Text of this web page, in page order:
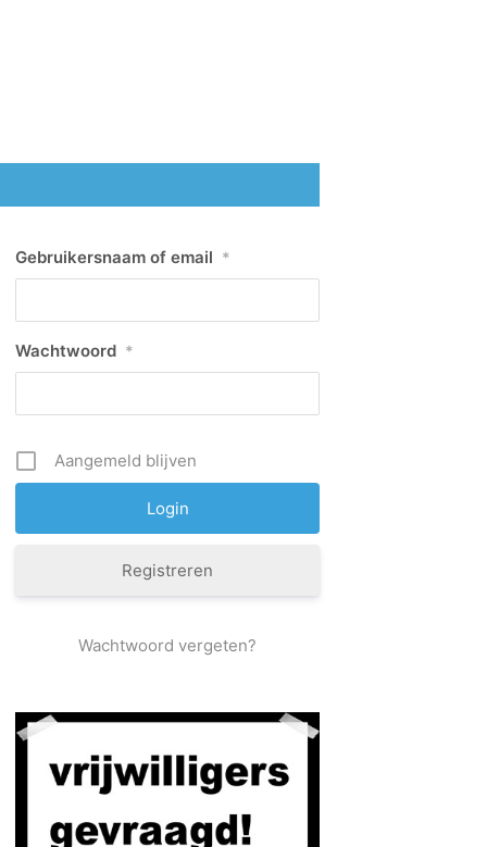
Gebruikersnaam of email *
Wachtwoord *
Aangemeld blijven
Registreren
Wachtwoord vergeten?